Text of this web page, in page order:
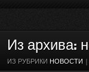
Из архива:
ИЗ РУБРИКИ НОВОСТИ |